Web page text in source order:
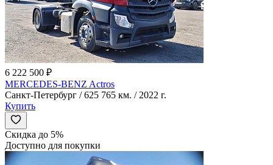
6 222 500 ₽
MERCEDES-BENZ Actros
Санкт-Петербург / 625 765 км. / 2022 г.
Купить
Скидка до 5%
Доступно для покупки